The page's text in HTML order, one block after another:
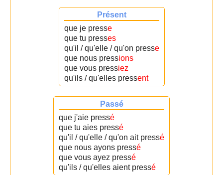
Présent
que je presse
que tu presses
qu'il / qu'elle / qu'on presse
que nous pressions
que vous pressiez
qu'ils / qu'elles pressent
Passé
que j'aie pressé
que tu aies pressé
qu'il / qu'elle / qu'on ait pressé
que nous ayons pressé
que vous ayez pressé
qu'ils / qu'elles aient pressé